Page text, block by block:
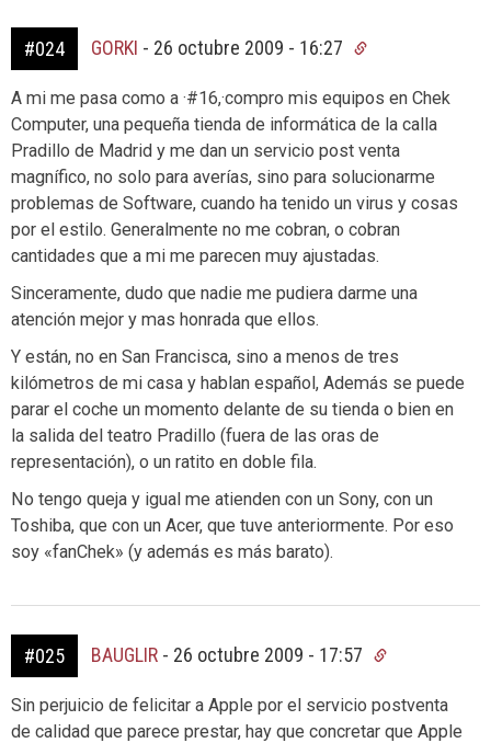
#024 GORKI - 26 octubre 2009 - 16:27
A mi me pasa como a ·#16,·compro mis equipos en Chek
Computer, una pequeña tienda de informática de la calla
Pradillo de Madrid y me dan un servicio post venta
magnífico, no solo para averías, sino para solucionarme
problemas de Software, cuando ha tenido un virus y cosas
por el estilo. Generalmente no me cobran, o cobran
cantidades que a mi me parecen muy ajustadas.
Sinceramente, dudo que nadie me pudiera darme una
atención mejor y mas honrada que ellos.
Y están, no en San Francisca, sino a menos de tres
kilómetros de mi casa y hablan español, Además se puede
parar el coche un momento delante de su tienda o bien en
la salida del teatro Pradillo (fuera de las oras de
representación), o un ratito en doble fila.
No tengo queja y igual me atienden con un Sony, con un
Toshiba, que con un Acer, que tuve anteriormente. Por eso
soy «fanChek» (y además es más barato).
#025 BAUGLIR - 26 octubre 2009 - 17:57
Sin perjuicio de felicitar a Apple por el servicio postventa
de calidad que parece prestar, hay que concretar que Apple